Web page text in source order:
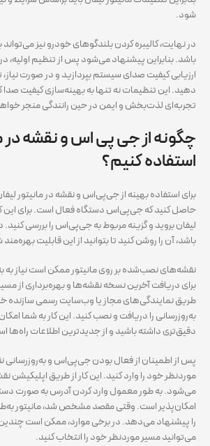
شود.
در نهایت، کالیبره کردن بلندگوهای خودرو نیز می‌تواند
باشد. بنابراین پیشنهاد می‌شود پس از تنظیم اولیه،
ارزیابی کیفیت صدای سیستم بپردازید و در صورت نیاز،
دهید. این تنظیمات نه تنها به بهینه‌سازی کیفیت صدا
تجربه‌ای لذت‌بخش و ایمن در حین رانندگی منجر
چگونه از جی پی اس و نقشه در
استفاده کنیم؟
برای استفاده بهینه از جی‌پی‌اس و نقشه در مانیتور
حاصل کنید که جی‌پی‌اس دستگاه فعال است. برای این
لیفان بروید و گزینه مربوط به جی‌پی‌اس را بررسی
باشد، آن را روشن کنید تا بتوانید از این قابلیت
نقشه‌های نصب‌شده بر روی مانیتور ممکن است نیاز به
برای دریافت آخرین نسخه نقشه‌ها و بهره‌برداری از
طریق نمایندگی‌های مجاز یا وب‌سایت رسمی سازنده
به‌روزرسانی را دریافت و نصب کنید. این کار به شما
دقیق‌تری داشته باشید و از جدیدترین اطلاعات راه‌ها
پس از اطمینان از فعال بودن جی‌پی‌اس و به‌روزرسانی
موردنظر خود را وارد کنید. این کار از طریق اپلیکیشن
می‌شود. به طور معمول وارد کردن آدرس به صورت
امکان‌پذیر است. وقتی مقصد مشخص شد، مانیتور
را پیشنهاد می‌دهد. در برخی موارد، ممکن است چندین
می‌توانید مسیر موردنظر خود را انتخاب کنید.